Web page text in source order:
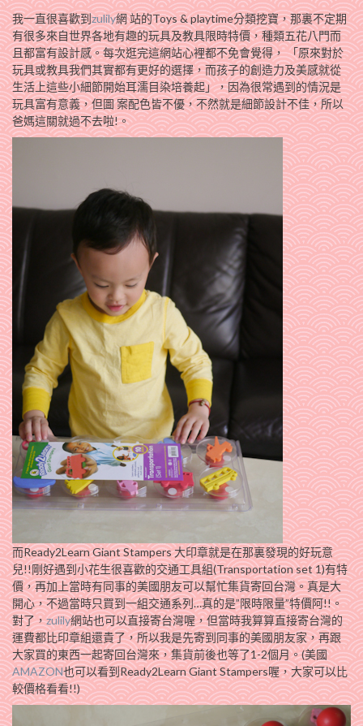
我一直很喜歡到zulily網 站的Toys & playtime分類挖寶，那裏不定期
有很多來自世界各地有趣的玩具及教具限時特價，種類五花八門而
且都富有設計感。每次逛完這網站心裡都不免會覺得， 「原來對於
玩具或教具我們其實都有更好的選擇，而孩子的創造力及美感就從
生活上這些小細節開始耳濡目染培養起」，因為很常遇到的情況是
玩具富有意義，但圖 案配色皆不優，不然就是細節設計不佳，所以
爸媽這關就過不去啦!。
而Ready2Learn Giant Stampers 大印章就是在那裏發現的好玩意
兒!!剛好遇到小花生很喜歡的交通工具組(Transportation set 1)有特
價，再加上當時有同事的美國朋友可以幫忙集貨寄回台灣。真是大
開心，不過當時只買到一組交通系列…真的是”限時限量”特價阿!!。
對了，zulily網站也可以直接寄台灣喔，但當時我算算直接寄台灣的
運費都比印章組還貴了，所以我是先寄到同事的美國朋友家，再跟
大家買的東西一起寄回台灣來，集貨前後也等了1-2個月。(美國
AMAZON也可以看到Ready2Learn Giant Stampers喔，大家可以比
較價格看看!!)